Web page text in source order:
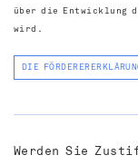
über die
wird.
DIE
Werden Sie